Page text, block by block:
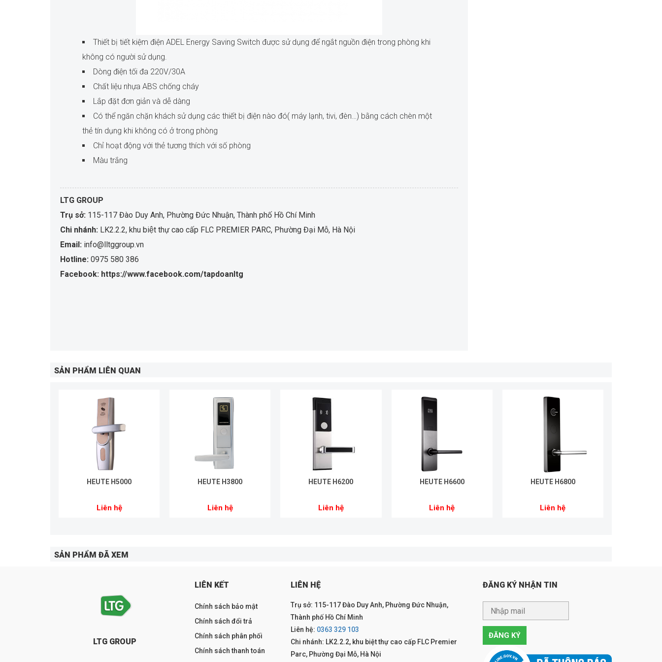
Thiết bị tiết kiệm điện ADEL Energy Saving Switch được sử dụng để ngắt nguồn điện trong phòng khi
không có người sử dụng.
Dòng điện tối đa 220V/30A
Chất liệu nhựa ABS chống cháy
Lắp đặt đơn giản và dễ dàng
Có thể ngăn chặn khách sử dụng các thiết bị điện nào đó( máy lạnh, tivi, đèn…) bằng cách chèn một
thẻ tín dụng khi không có ở trong phòng
Chỉ hoạt động với thẻ tương thích với số phòng
Màu trắng
LTG GROUP
Trụ sở: 115-117 Đào Duy Anh, Phường Đức Nhuận, Thành phố Hồ Chí Minh
Chi nhánh: LK2.2.2, khu biệt thự cao cấp FLC PREMIER PARC, Phường Đại Mỗ, Hà Nội
Email: info@lltggroup.vn
Hotline: 0975 580 386
Facebook: https://www.facebook.com/tapdoanltg
SẢN PHẨM LIÊN QUAN
HEUTE H5000
Liên hệ
HEUTE H3800
Liên hệ
HEUTE H6200
Liên hệ
HEUTE H6600
Liên hệ
HEUTE H6800
Liên hệ
SẢN PHẨM ĐÃ XEM
LTG GROUP
LIÊN KẾT
Chính sách bảo mật
Chính sách đổi trả
Chính sách phân phối
Chính sách thanh toán
LIÊN HỆ
Trụ sở: 115-117 Đào Duy Anh, Phường Đức Nhuận,
Thành phố Hồ Chí Minh
Liên hệ: 0363 329 103
Chi nhánh: LK2.2.2, khu biệt thự cao cấp FLC Premier
Parc, Phường Đại Mỗ, Hà Nội
ĐĂNG KÝ NHẬN TIN